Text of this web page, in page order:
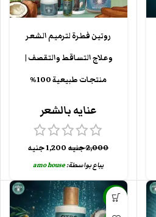
روتين فطرة لترميم الشعر
وعلاج التساقط والتقصف |
منتجات طبيعية 100%
عنايه بالشعر
2,000جنيه 1,200جنيه
يباع بواسطة:amo house
-29%